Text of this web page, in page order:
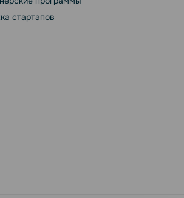
стартапов